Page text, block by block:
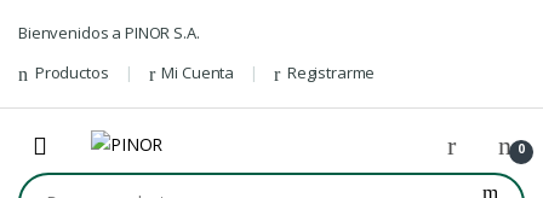
Bienvenidos a PINOR S.A.
Productos
Mi Cuenta Registrarme
0
Buscar por: